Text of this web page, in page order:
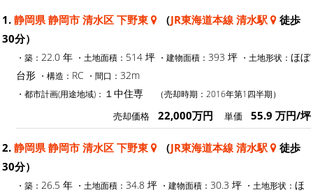
1. 静岡県 静岡市 清水区 下野東 （JR東海道本線 清水駅
徒歩
30分）
・築： 22.0 年 ・土地面積： 514 坪 ・建物面積： 393 坪 ・土地形状： ほぼ
台形 ・構造： RC ・間口： 32m
・都市計画(用途地域)： １中住専 （売却時期：2016年第1四半期）
売却価格 22,000万円 単価 55.9 万円/坪
2. 静岡県 静岡市 清水区 下野東 （JR東海道本線 清水駅
徒歩
30分）
・築： 26.5 年 ・土地面積： 34.8 坪 ・建物面積： 30.3 坪 ・土地形状： ほ